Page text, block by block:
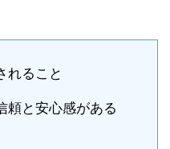
れること
頼と安心感がある